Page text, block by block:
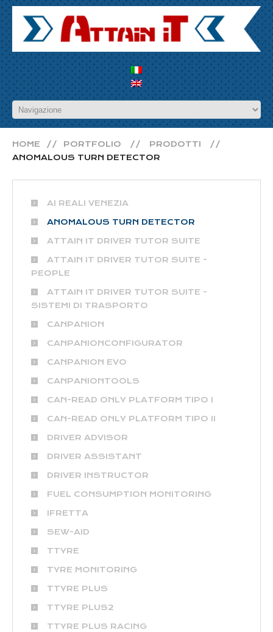
HOME PORTFOLIO
PRODOTTI
ANOMALOUS TURN DETECTOR
AI REALI VENEZIA
ANOMALOUS TURN DETECTOR
ATTAIN IT DRIVER TUTOR SUITE
ATTAIN IT DRIVER TUTOR SUITE -
PEOPLE
ATTAIN IT DRIVER TUTOR SUITE -
SISTEMI DI TRASPORTO
CANPANION
CANPANIONCONFIGURATOR
CANPANION EVO
CANPANIONTOOLS
CAN-READ ONLY PLATFORM TIPO I
CAN-READ ONLY PLATFORM TIPO II
DRIVER ADVISOR
DRIVER ASSISTANT
DRIVER INSTRUCTOR
FUEL CONSUMPTION MONITORING
IFRETTA
SEW-AID
TTYRE
TYRE MONITORING
TTYRE PLUS
TTYRE PLUS2
TTYRE PLUS RACING